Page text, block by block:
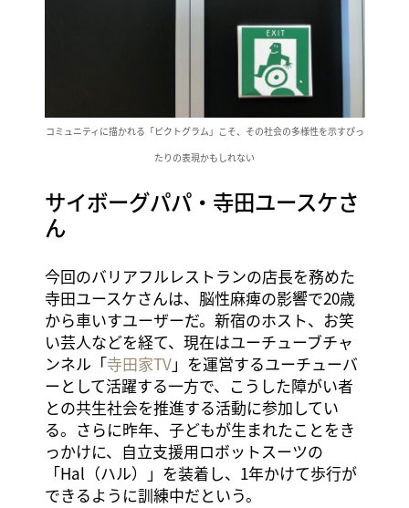
コミュニティに描かれる「ピクトグラム」こそ、その社会の多様性を示すぴっ
たりの表現かもしれない
サイボーグパパ・寺田ユースケさ
ん
今回のバリアフルレストランの店長を務めた
寺田ユースケさんは、脳性麻痺の影響で20歳
から車いすユーザーだ。新宿のホスト、お笑
い芸人などを経て、現在はユーチューブチャ
ンネル「寺田家TV」を運営するユーチューバ
ーとして活躍する一方で、こうした障がい者
との共生社会を推進する活動に参加してい
る。さらに昨年、子どもが生まれたことをき
っかけに、自立支援用ロボットスーツの
「Hal（ハル）」を装着し、1年かけて歩行が
できるように訓練中だという。